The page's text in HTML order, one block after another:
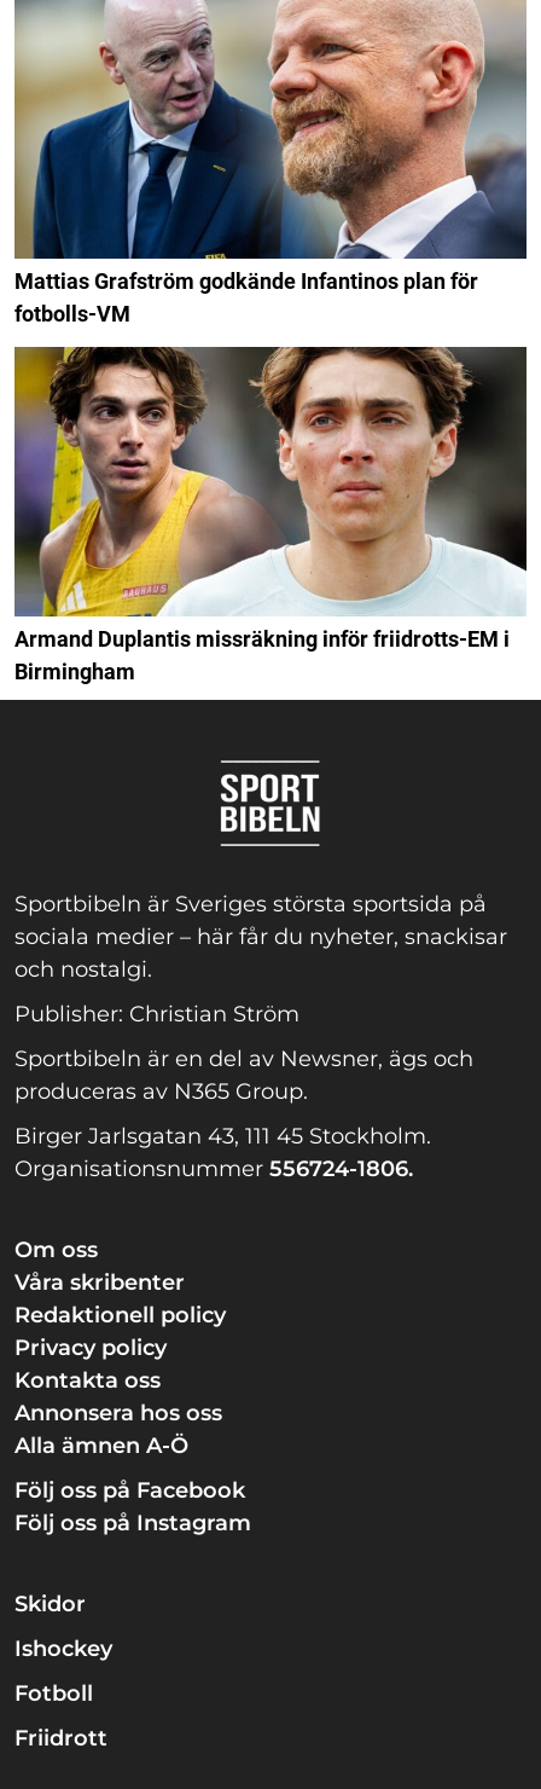
Mattias Grafström godkände Infantinos plan för
fotbolls-VM
Armand Duplantis missräkning inför friidrotts-EM i
Birmingham
Sportbibeln är Sveriges största sportsida på
sociala medier – här får du nyheter, snackisar
och nostalgi.
Publisher: Christian Ström
Sportbibeln är en del av Newsner, ägs och
produceras av N365 Group.
Birger Jarlsgatan 43, 111 45 Stockholm.
Organisationsnummer 556724-1806.
Om oss
Våra skribenter
Redaktionell policy
Privacy policy
Kontakta oss
Annonsera hos oss
Alla ämnen A-Ö
Följ oss på Facebook
Följ oss på Instagram
Skidor
Ishockey
Fotboll
Friidrott